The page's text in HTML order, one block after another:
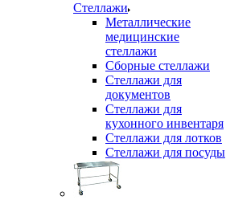
Стеллажи
Металлические
медицинские
стеллажи
Сборные стеллажи
Стеллажи для
документов
Стеллажи для
кухонного инвентаря
Стеллажи для лотков
Стеллажи для посуды